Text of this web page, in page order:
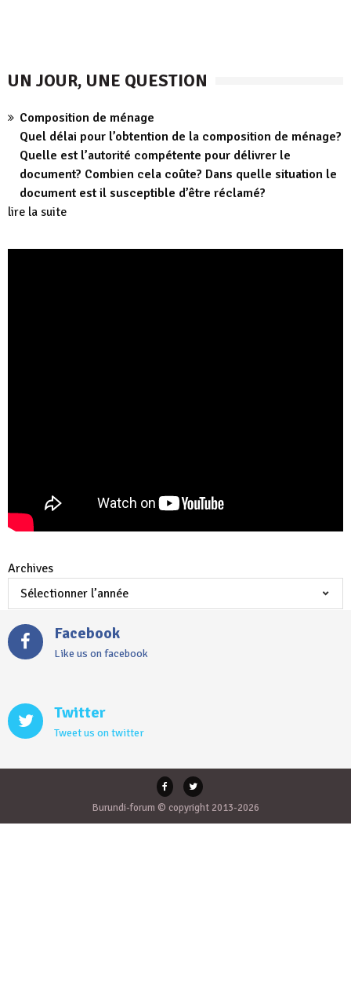
UN JOUR, UNE QUESTION
Composition de ménage
Quel délai pour l’obtention de la composition de ménage?
Quelle est l’autorité compétente pour délivrer le
document? Combien cela coûte? Dans quelle situation le
document est il susceptible d’être réclamé?
lire la suite
Archives
Facebook
Like us on facebook
Twitter
Tweet us on twitter
Burundi-forum © copyright 2013-2026